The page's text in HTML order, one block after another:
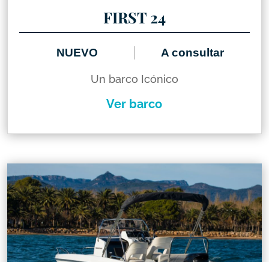
FIRST 24
NUEVO A consultar
Un barco Icónico
Ver barco